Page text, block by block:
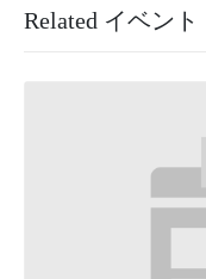
Related イベント